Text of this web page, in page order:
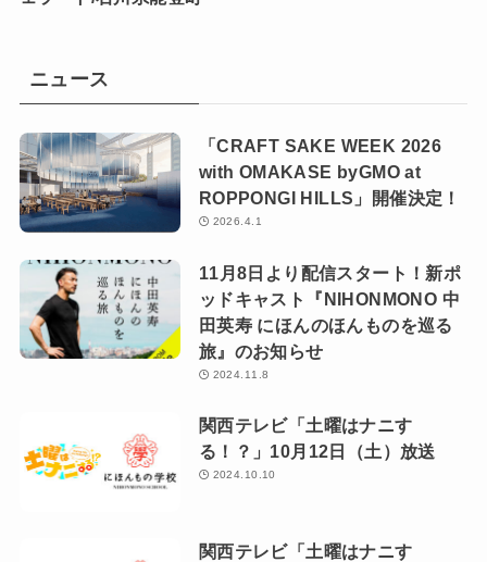
ニュース
「CRAFT SAKE WEEK 2026
with OMAKASE byGMO at
ROPPONGI HILLS」開催決定！
2026.4.1
11月8日より配信スタート！新ポ
ッドキャスト『NIHONMONO 中
田英寿 にほんのほんものを巡る
旅』のお知らせ
2024.11.8
関西テレビ「土曜はナニす
る！？」10月12日（土）放送
2024.10.10
関西テレビ「土曜はナニす